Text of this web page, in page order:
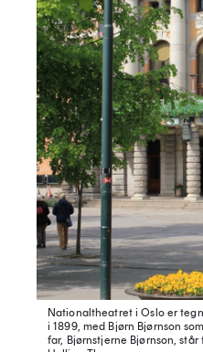
Nationaltheatret i Oslo er
i 1899, med Bjørn Bjørnson
far, Bjørnstjerne Bjørnson, står